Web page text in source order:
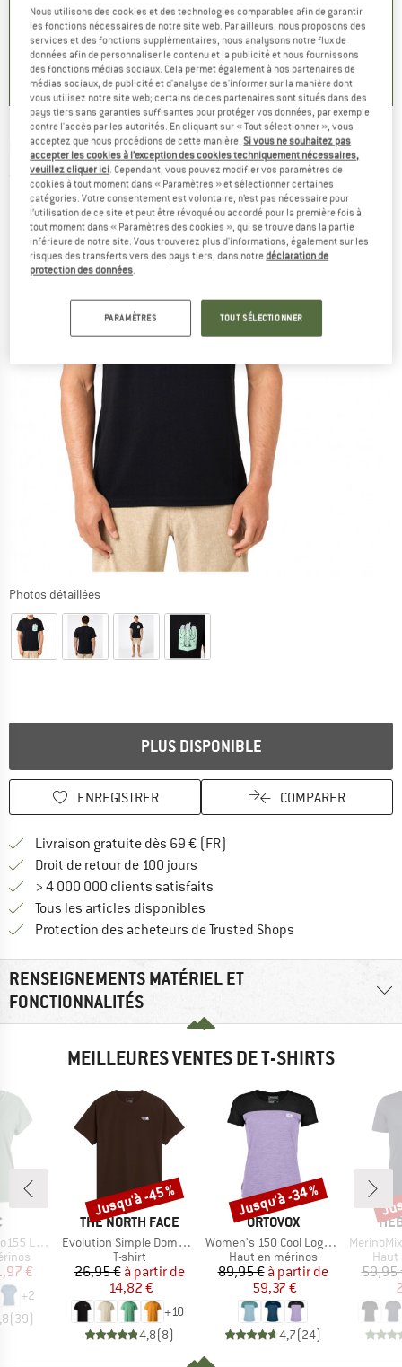
)
16,07 €
+4
4,5(15)
37,46 €
+2
4,7(38)
RIP CURL -Inda Pocket Tee - T-shirt
(0)
Photos détaillées
PLUS DISPONIBLE
ENREGISTRER COMPARER
Livraison gratuite dès 69 € (FR)
Droit de retour de 100 jours
> 4 000 000 clients satisfaits
Tous les articles disponibles
Protection des acheteurs de Trusted Shops
RENSEIGNEMENTS MATÉRIEL ET
FONCTIONNALITÉS
MEILLEURES VENTES DE T-SHIRTS
Shirt
réduit
€
+2
(39)
MARQUE
THE NORTH FACE
Article
Evolution Simple Dome Short Sleeve
Product group
T-shirt
Prix
26,95 € Prix réduit
à partir de
14,82 €
+10
4,8(8)
Remise
Jusqu'à -45 %
MARQUE
ORTOVOX
Article
Women's 150 Cool Logo T-Shirt
Product group
Haut en mérinos
Prix
89,95 € Prix réduit
à partir de
59,37 €
4,7(24)
Remise
Jusqu'à -34 %
Article
MerinoMix150
Haut
59,95
Nous utilisons des cookies et des technologies comparables afin de garantir
les fonctions nécessaires de notre site web. Par ailleurs, nous proposons des
services et des fonctions supplémentaires, nous analysons notre flux de
données afin de personnaliser le contenu et la publicité et nous fournissons
des fonctions médias sociaux. Cela permet également à nos partenaires de
médias sociaux, de publicité et d'analyse de s'informer sur la manière dont
vous utilisez notre site web; certains de ces partenaires sont situés dans des
pays tiers sans garanties suffisantes pour protéger vos données, par exemple
contre l'accès par les autorités. En cliquant sur « Tout sélectionner », vous
acceptez que nous procédions de cette manière.Si vous ne souhaitez pas
accepter les cookies à l’exception des cookies techniquement nécessaires,
veuillez cliquer ici. Cependant, vous pouvez modifier vos paramètres de
cookies à tout moment dans « Paramètres » et sélectionner certaines
catégories. Votre consentement est volontaire, n’est pas nécessaire pour
l’utilisation de ce site et peut être révoqué ou accordé pour la première fois à
tout moment dans « Paramètres des cookies », qui se trouve dans la partie
inférieure de notre site. Vous trouverez plus d'informations, également sur les
risques des transferts vers des pays tiers, dans notredéclaration de
protection des données.
PARAMÈTRES TOUT SÉLECTIONNER